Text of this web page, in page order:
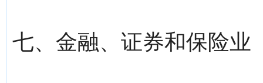
七、金融、证券和保险业